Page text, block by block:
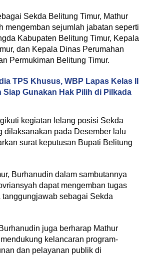
Sekda Belitung Timur, Mathur
mengemban sejumlah jabatan seperti
Kabupaten Belitung Timur, Kepala
dan Kepala Dinas Perumahan
Permukiman Belitung Timur.
TPS Khusus, WBP Lapas Kelas II
Siap Gunakan Hak Pilih di Pilkada
kegiatan lelang posisi Sekda
dilaksanakan pada Desember lalu
surat keputusan Bupati Belitung
Burhanudin dalam sambutannya
dapat mengemban tugas
sebagai Sekda
juga berharap Mathur
kelancaran program-
dan pelayanan publik di